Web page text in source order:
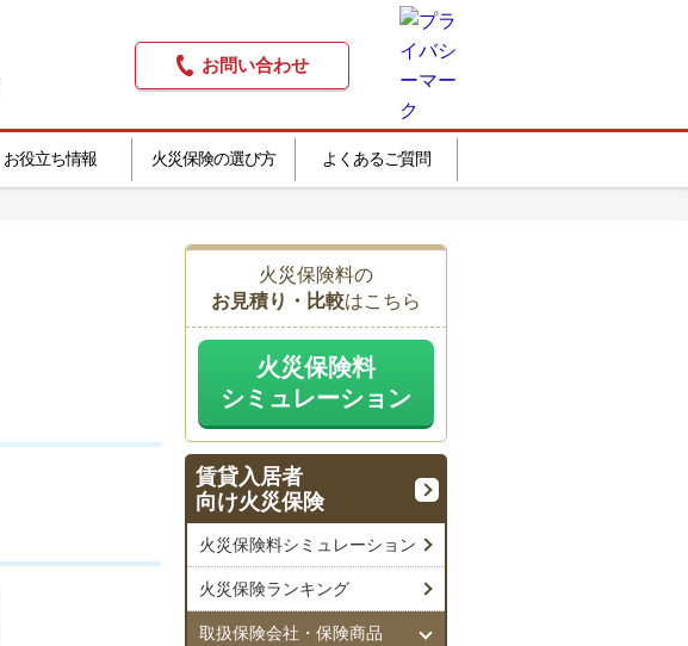
お問い合わせ
お役立ち情報 火災保険の選び方 よくあるご質問
火災保険料の
お見積り・比較はこちら
火災保険料
シミュレーション
賃貸入居者
向け火災保険
火災保険料シミュレーション
火災保険ランキング
取扱保険会社・保険商品